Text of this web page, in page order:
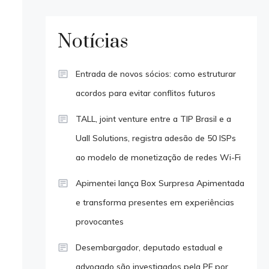
Notícias
Entrada de novos sócios: como estruturar
acordos para evitar conflitos futuros
TALL, joint venture entre a TIP Brasil e a
Uall Solutions, registra adesão de 50 ISPs
ao modelo de monetização de redes Wi-Fi
Apimentei lança Box Surpresa Apimentada
e transforma presentes em experiências
provocantes
Desembargador, deputado estadual e
advogado são investigados pela PF por